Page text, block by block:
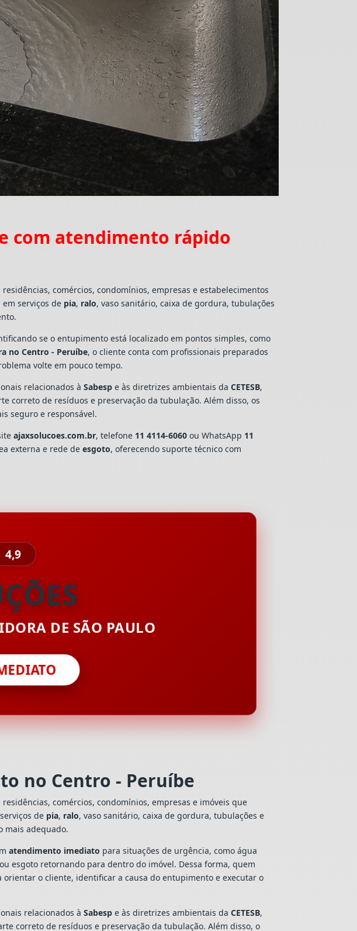
com atendimento rápido
comércios, condomínios, empresas e estabelecimentos
serviços de pia, ralo, vaso sanitário, caixa de gordura, tubulações
se o entupimento está localizado em pontos simples, como
no Centro - Peruíbe, o cliente conta com profissionais preparados
volte em pouco tempo.
relacionados àSabesp e às diretrizes ambientais daCETESB,
correto de resíduos e preservação da tubulação. Além disso, os
seguro e responsável.
ajaxsolucoes.com.br, telefone 11 4114-6060 ou WhatsApp 11
externa e rede deesgoto, oferecendo suporte técnico com
4,9
DE SÃO PAULO
no Centro - Peruíbe
comércios, condomínios, empresas e imóveis que
de pia, ralo, vaso sanitário, caixa de gordura, tubulações e
mais adequado.
atendimento imediato para situações de urgência, como água
esgoto retornando para dentro do imóvel. Dessa forma, quem
o cliente, identificar a causa do entupimento e executar o
relacionados àSabesp e às diretrizes ambientais daCETESB,
correto de resíduos e preservação da tubulação. Além disso, o